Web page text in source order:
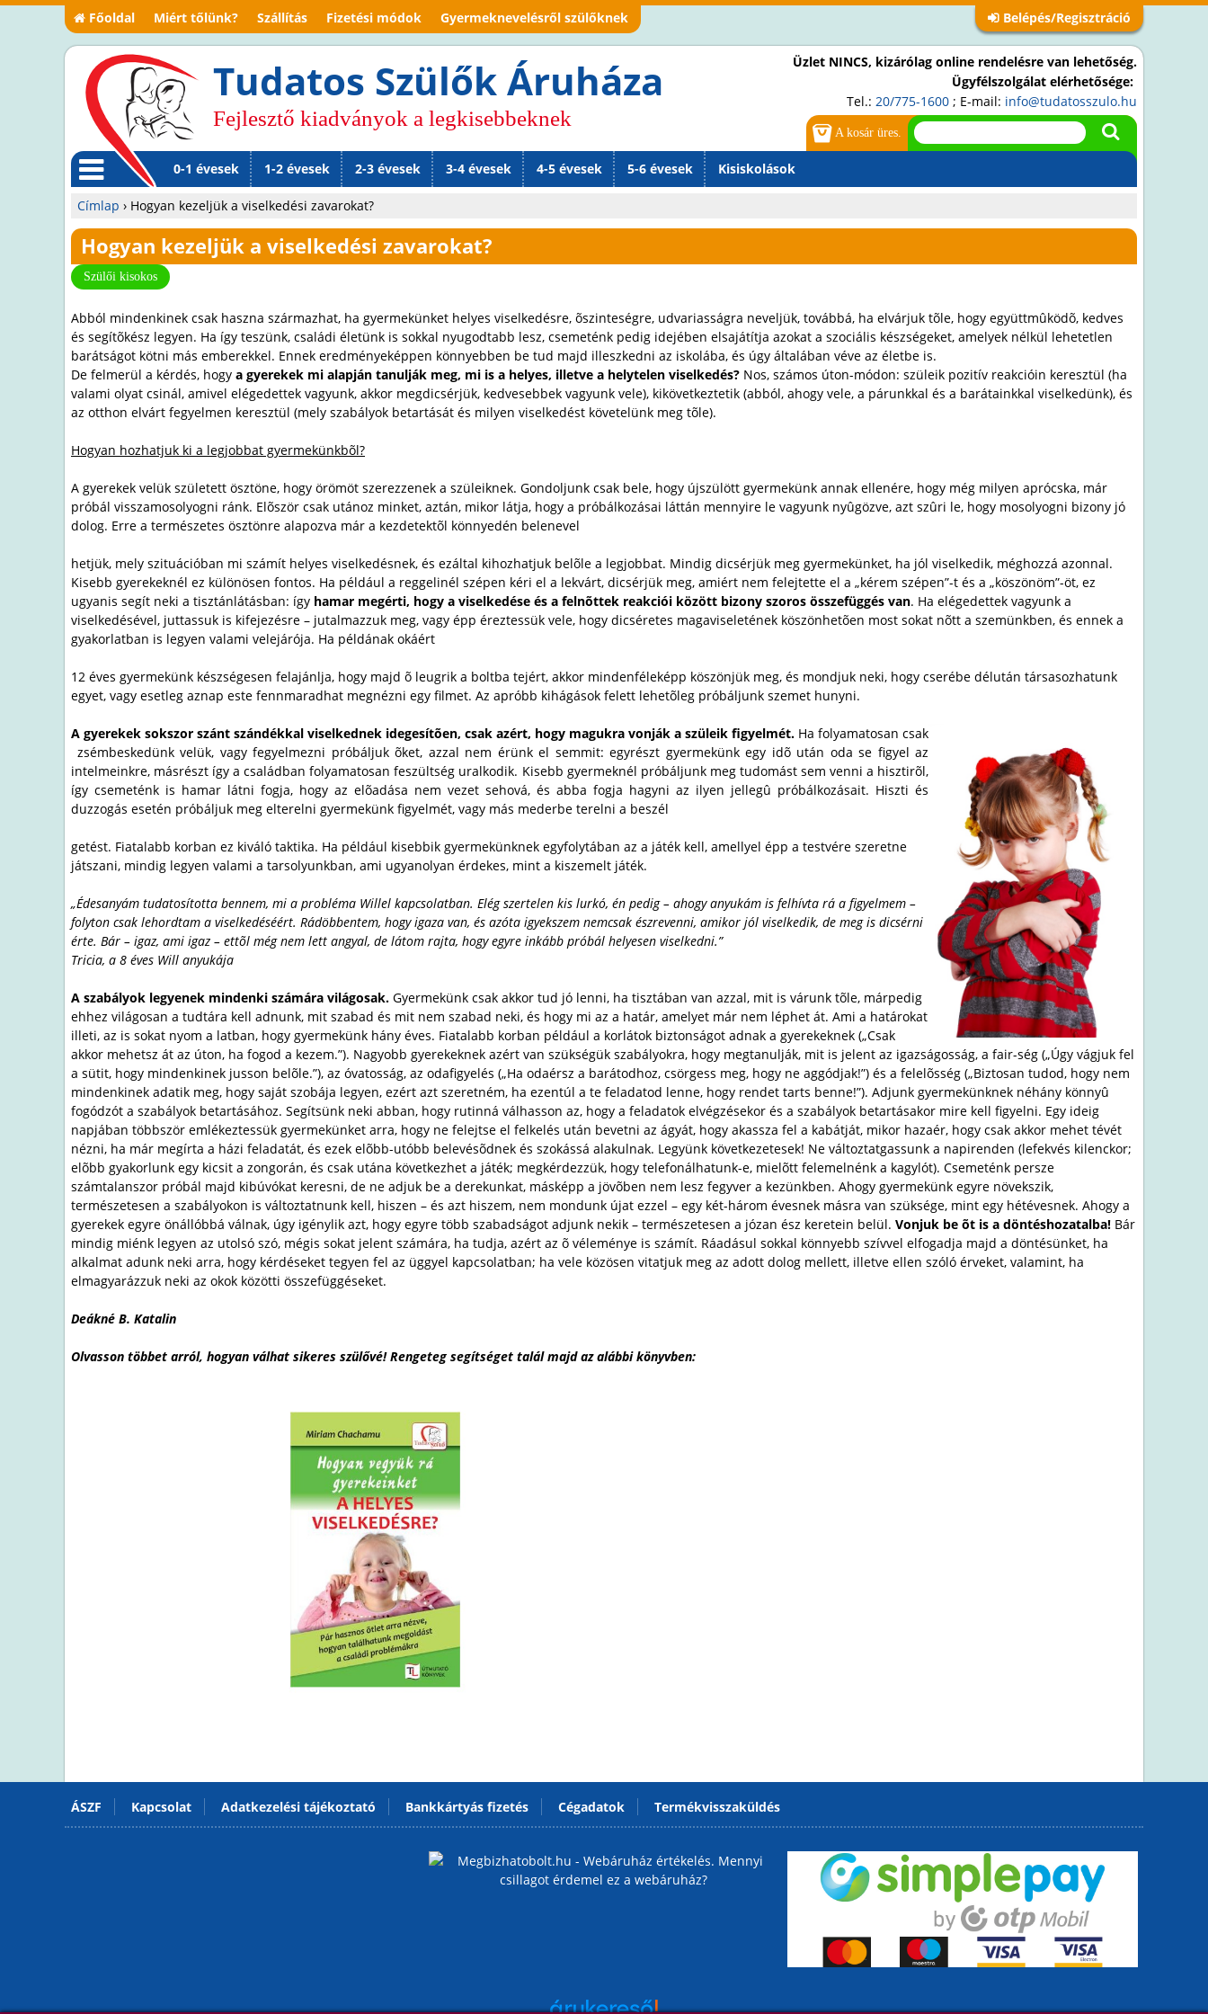
Jump to navigation
Főoldal Miért tőlünk? Szállítás Fizetési módok Gyermeknevelésről szülőknek Belépés/Regisztráció
Tudatos Szülők Áruháza
Fejlesztő kiadványok a legkisebbeknek
Üzlet NINCS, kizárólag online rendelésre van lehetőség.
Ügyfélszolgálat elérhetősége:
Tel.: 20/775-1600 ; E-mail: info@tudatosszulo.hu
Jelenlegi
hely
Címlap › Hogyan kezeljük a viselkedési zavarokat?
Hogyan kezeljük a viselkedési zavarokat?
Szülői kisokos
Abból mindenkinek csak haszna származhat, ha gyermekünket helyes viselkedésre, õszinteségre, udvariasságra neveljük, továbbá, ha elvárjuk tõle, hogy együttmûködõ, kedves
és segítõkész legyen. Ha így teszünk, családi életünk is sokkal nyugodtabb lesz, csemeténk pedig idejében elsajátítja azokat a szociális készségeket, amelyek nélkül lehetetlen
barátságot kötni más emberekkel. Ennek eredményeképpen könnyebben be tud majd illeszkedni az iskolába, és úgy általában véve az életbe is.
De felmerül a kérdés, hogy a gyerekek mi alapján tanulják meg, mi is a helyes, illetve a helytelen viselkedés? Nos, számos úton-módon: szüleik pozitív reakcióin keresztül (ha
valami olyat csinál, amivel elégedettek vagyunk, akkor megdicsérjük, kedvesebbek vagyunk vele), kikövetkeztetik (abból, ahogy vele, a párunkkal és a barátainkkal viselkedünk), és
az otthon elvárt fegyelmen keresztül (mely szabályok betartását és milyen viselkedést követelünk meg tõle).
Hogyan hozhatjuk ki a legjobbat gyermekünkbõl?
A gyerekek velük született ösztöne, hogy örömöt szerezzenek a szüleiknek. Gondoljunk csak bele, hogy újszülött gyermekünk annak ellenére, hogy még milyen aprócska, már
próbál visszamosolyogni ránk. Elõször csak utánoz minket, aztán, mikor látja, hogy a próbálkozásai láttán mennyire le vagyunk nyûgözve, azt szûri le, hogy mosolyogni bizony jó
dolog. Erre a természetes ösztönre alapozva már a kezdetektõl könnyedén belenevel
hetjük, mely szituációban mi számít helyes viselkedésnek, és ezáltal kihozhatjuk belõle a legjobbat. Mindig dicsérjük meg gyermekünket, ha jól viselkedik, méghozzá azonnal.
Kisebb gyerekeknél ez különösen fontos. Ha például a reggelinél szépen kéri el a lekvárt, dicsérjük meg, amiért nem felejtette el a „kérem szépen”-t és a „köszönöm”-öt, ez
ugyanis segít neki a tisztánlátásban: így hamar megérti, hogy a viselkedése és a felnõttek reakciói között bizony szoros összefüggés van. Ha elégedettek vagyunk a
viselkedésével, juttassuk is kifejezésre – jutalmazzuk meg, vagy épp éreztessük vele, hogy dicséretes magaviseletének köszönhetõen most sokat nõtt a szemünkben, és ennek a
gyakorlatban is legyen valami velejárója. Ha példának okáért
12 éves gyermekünk készségesen felajánlja, hogy majd õ leugrik a boltba tejért, akkor mindenféleképp köszönjük meg, és mondjuk neki, hogy cserébe délután társasozhatunk
egyet, vagy esetleg aznap este fennmaradhat megnézni egy filmet. Az apróbb kihágások felett lehetõleg próbáljunk szemet hunyni.
A gyerekek sokszor szánt szándékkal viselkednek idegesítõen, csak azért, hogy magukra vonják a szüleik figyelmét. Ha folyamatosan csak
zsémbeskedünk velük, vagy fegyelmezni próbáljuk õket, azzal nem érünk el semmit: egyrészt gyermekünk egy idõ után oda se figyel az
intelmeinkre, másrészt így a családban folyamatosan feszültség uralkodik. Kisebb gyermeknél próbáljunk meg tudomást sem venni a hisztirõl,
így csemeténk is hamar látni fogja, hogy az elõadása nem vezet sehová, és abba fogja hagyni az ilyen jellegû próbálkozásait. Hiszti és
duzzogás esetén próbáljuk meg elterelni gyermekünk figyelmét, vagy más mederbe terelni a beszél
getést. Fiatalabb korban ez kiváló taktika. Ha például kisebbik gyermekünknek egyfolytában az a játék kell, amellyel épp a testvére szeretne
játszani, mindig legyen valami a tarsolyunkban, ami ugyanolyan érdekes, mint a kiszemelt játék.
„Édesanyám tudatosította bennem, mi a probléma Willel kapcsolatban. Elég szertelen kis lurkó, én pedig – ahogy anyukám is felhívta rá a figyelmem –
folyton csak lehordtam a viselkedéséért. Rádöbbentem, hogy igaza van, és azóta igyekszem nemcsak észrevenni, amikor jól viselkedik, de meg is dicsérni
érte. Bár – igaz, ami igaz – ettõl még nem lett angyal, de látom rajta, hogy egyre inkább próbál helyesen viselkedni.”
Tricia, a 8 éves Will anyukája
A szabályok legyenek mindenki számára világosak. Gyermekünk csak akkor tud jó lenni, ha tisztában van azzal, mit is várunk tõle, márpedig
ehhez világosan a tudtára kell adnunk, mit szabad és mit nem szabad neki, és hogy mi az a határ, amelyet már nem léphet át. Ami a határokat
illeti, az is sokat nyom a latban, hogy gyermekünk hány éves. Fiatalabb korban például a korlátok biztonságot adnak a gyerekeknek („Csak
akkor mehetsz át az úton, ha fogod a kezem.”). Nagyobb gyerekeknek azért van szükségük szabályokra, hogy megtanulják, mit is jelent az igazságosság, a fair-ség („Úgy vágjuk fel
a sütit, hogy mindenkinek jusson belõle.”), az óvatosság, az odafigyelés („Ha odaérsz a barátodhoz, csörgess meg, hogy ne aggódjak!”) és a felelõsség („Biztosan tudod, hogy nem
mindenkinek adatik meg, hogy saját szobája legyen, ezért azt szeretném, ha ezentúl a te feladatod lenne, hogy rendet tarts benne!”). Adjunk gyermekünknek néhány könnyû
fogódzót a szabályok betartásához. Segítsünk neki abban, hogy rutinná válhasson az, hogy a feladatok elvégzésekor és a szabályok betartásakor mire kell figyelni. Egy ideig
napjában többször emlékeztessük gyermekünket arra, hogy ne felejtse el felkelés után bevetni az ágyát, hogy akassza fel a kabátját, mikor hazaér, hogy csak akkor mehet tévét
nézni, ha már megírta a házi feladatát, és ezek elõbb-utóbb belevésõdnek és szokássá alakulnak. Legyünk következetesek! Ne változtatgassunk a napirenden (lefekvés kilenckor;
elõbb gyakorlunk egy kicsit a zongorán, és csak utána következhet a játék; megkérdezzük, hogy telefonálhatunk-e, mielõtt felemelnénk a kagylót). Csemeténk persze
számtalanszor próbál majd kibúvókat keresni, de ne adjuk be a derekunkat, másképp a jövõben nem lesz fegyver a kezünkben. Ahogy gyermekünk egyre növekszik,
természetesen a szabályokon is változtatnunk kell, hiszen – és azt hiszem, nem mondunk újat ezzel – egy két-három évesnek másra van szüksége, mint egy hétévesnek. Ahogy a
gyerekek egyre önállóbbá válnak, úgy igénylik azt, hogy egyre több szabadságot adjunk nekik – természetesen a józan ész keretein belül. Vonjuk be õt is a döntéshozatalba! Bár
mindig miénk legyen az utolsó szó, mégis sokat jelent számára, ha tudja, azért az õ véleménye is számít. Ráadásul sokkal könnyebb szívvel elfogadja majd a döntésünket, ha
alkalmat adunk neki arra, hogy kérdéseket tegyen fel az üggyel kapcsolatban; ha vele közösen vitatjuk meg az adott dolog mellett, illetve ellen szóló érveket, valamint, ha
elmagyarázzuk neki az okok közötti összefüggéseket.
Deákné B. Katalin
Olvasson többet arról, hogyan válhat sikeres szülővé! Rengeteg segítséget talál majd az alábbi könyvben:
A kosár üres.
M
en
ü
0-1 évesek 1-2 évesek 2-3 évesek 3-4 évesek 4-5 évesek 5-6 évesek Kisiskolások
ÁSZF Kapcsolat Adatkezelési tájékoztató Bankkártyás fizetés Cégadatok Termékvisszaküldés